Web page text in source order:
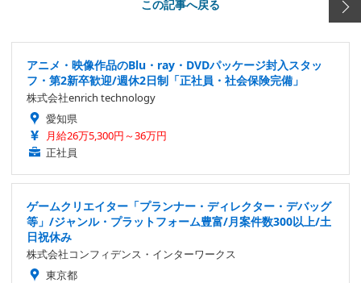
この記事へ戻る
アニメ・映像作品のBlu・ray・DVDパッケージ封入スタッ
フ・第2新卒歓迎/週休2日制「正社員・社会保険完備」
株式会社enrich technology
愛知県
月給26万5,300円～36万円
正社員
ゲームクリエイター「プランナー・ディレクター・デバッグ
等」/ジャンル・プラットフォーム豊富/月案件数300以上/土
日祝休み
株式会社コンフィデンス・インターワークス
東京都